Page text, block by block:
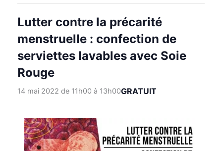
Lutter contre la précarité
menstruelle : confection de
serviettes lavables avec Soie
Rouge
14 mai 2022 de 11h00à 13h00GRATUIT